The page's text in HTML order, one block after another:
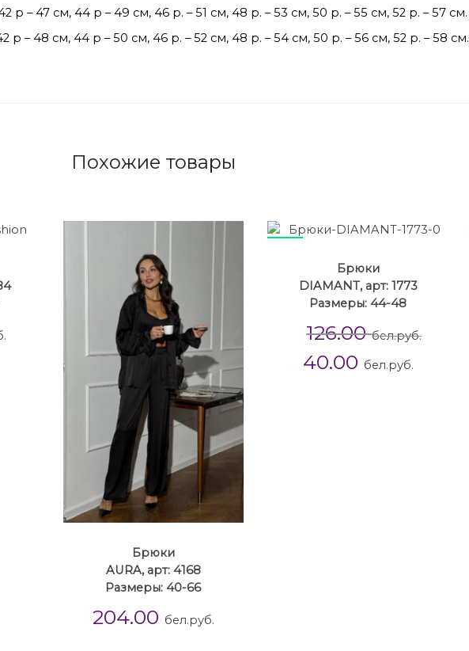
р – 47 см, 44 р – 49 см, 46 р. – 51 см, 48 р. – 53 см, 50 р. – 55 см, 52 р. – 57 см.
– 48 см, 44 р – 50 см, 46 р. – 52 см, 48 р. – 54 см, 50 р. – 56 см, 52 р. – 58 см.
Похожие товары
Брюки
AURA, арт: 4168
Размеры: 40-66
204.00 бел.руб.
Брюки
DIAMANT, арт: 1773
Размеры: 44-48
126.00бел.руб.
40.00 бел.руб.